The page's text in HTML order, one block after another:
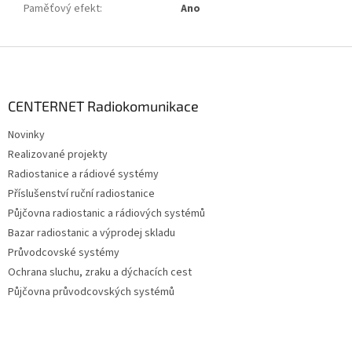
Paměťový efekt: Ano
CENTERNET Radiokomunikace
Novinky
Realizované projekty
Radiostanice a rádiové systémy
Příslušenství ruční radiostanice
Půjčovna radiostanic a rádiových systémů
Bazar radiostanic a výprodej skladu
Průvodcovské systémy
Ochrana sluchu, zraku a dýchacích cest
Půjčovna průvodcovských systémů